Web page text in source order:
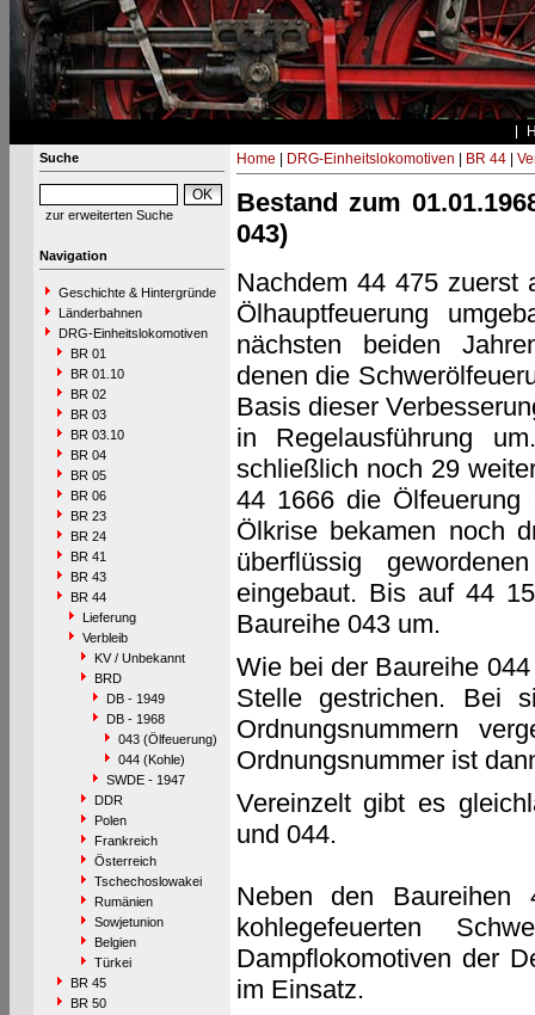
Suche
zur erweiterten Suche
Navigation
Geschichte & Hintergründe
Länderbahnen
DRG-Einheitslokomotiven
BR 01
BR 01.10
BR 02
BR 03
BR 03.10
BR 04
BR 05
BR 06
BR 23
BR 24
BR 41
BR 43
BR 44
Lieferung
Verbleib
KV / Unbekannt
BRD
DB - 1949
DB - 1968
043 (Ölfeuerung)
044 (Kohle)
SWDE - 1947
DDR
Polen
Frankreich
Österreich
Tschechoslowakei
Rumänien
Sowjetunion
Belgien
Türkei
BR 45
BR 50
Home DRG-Einheitslokomotiven BR 44|
Bestand zum
043)
Nachdem 44 475 zuerst
Ölhauptfeuerung
nächsten beiden
denen die
Basis dieser
in Regelausführung
schließlich noch 29
44 1666 die
Ölkrise bekamen noch
überflüssig
eingebaut. Bis auf 44
Baureihe 043 um.
Wie bei der Baureihe
Stelle gestrichen. Bei
Ordnungsnummern
Ordnungsnummer ist
Vereinzelt gibt es
und 044.
Neben den
kohlegefeuerten
Dampflokomotiven der
im Einsatz.